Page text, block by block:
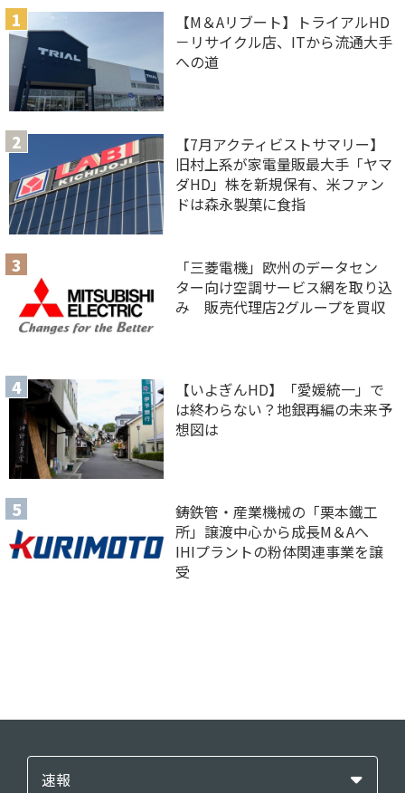
【M＆Aリブート】トライアルHD
－リサイクル店、ITから流通大手
への道
【7月アクティビストサマリー】
旧村上系が家電量販最大手「ヤマ
ダHD」株を新規保有、米ファン
ドは森永製菓に食指
「三菱電機」欧州のデータセン
ター向け空調サービス網を取り込
み 販売代理店2グループを買収
【いよぎんHD】「愛媛統一」で
は終わらない？地銀再編の未来予
想図は
鋳鉄管・産業機械の「栗本鐵工
所」譲渡中心から成長M＆Aへ
IHIプラントの粉体関連事業を譲
受
速報